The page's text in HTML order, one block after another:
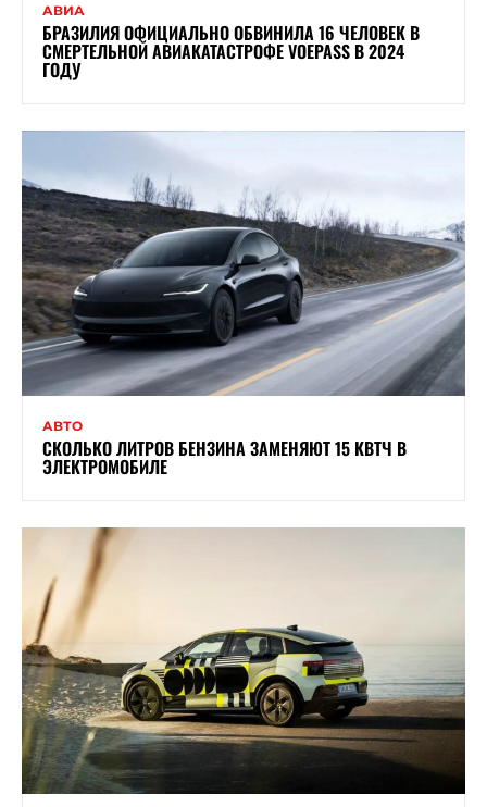
АВИА
БРАЗИЛИЯ ОФИЦИАЛЬНО ОБВИНИЛА 16 ЧЕЛОВЕК В
СМЕРТЕЛЬНОЙ АВИАКАТАСТРОФЕ VOEPASS В 2024
ГОДУ
АВТО
СКОЛЬКО ЛИТРОВ БЕНЗИНА ЗАМЕНЯЮТ 15 КВТЧ В
ЭЛЕКТРОМОБИЛЕ